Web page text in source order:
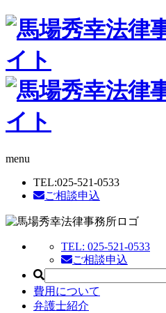
menu
TEL:025-521-0533
ご相談申込
TEL: 025-521-0533
ご相談申込
費用について
弁護士紹介